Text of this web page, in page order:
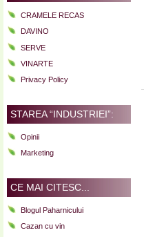
CRAMELE RECAS
DAVINO
SERVE
VINARTE
Privacy Policy
STAREA “INDUSTRIEI”:
Opinii
Marketing
CE MAI CITESC...
Blogul Paharnicului
Cazan cu vin